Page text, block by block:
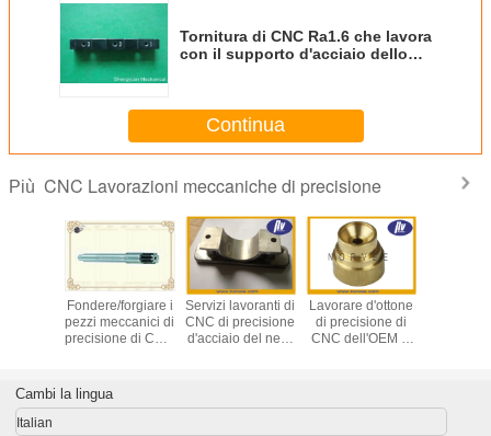
Tornitura di CNC Ra1.6 che lavora
con il supporto d'acciaio dello
Continua
Più CNC Lavorazioni meccaniche di precisione
di CNC
Fondere/forgiare i
pezzi meccanici di
precisione di CNC
dell'acciaio
inossidabile
Servizi lavoranti di
CNC di precisione
d'acciaio del nero
Lavorare d'ottone
di precisione di
CNC dell'OEM si
Cambi la lingua
Italian